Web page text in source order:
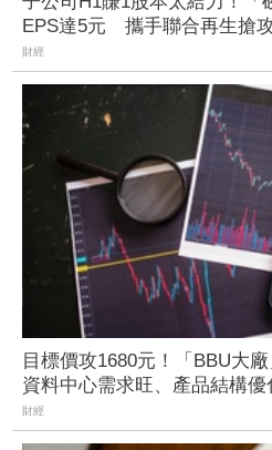
EPS達5元 攜手聯合再生搶
財經
目標價攻1680元！「BBU大
資料中心需求旺、產品結構
財經